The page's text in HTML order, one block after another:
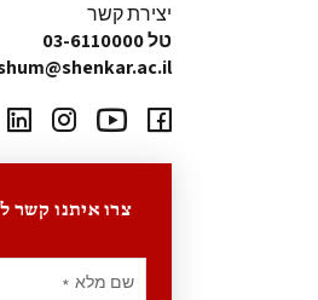
יצירת קשר
טל 03-6110000
צרו איתנו קשר
שם מלא *